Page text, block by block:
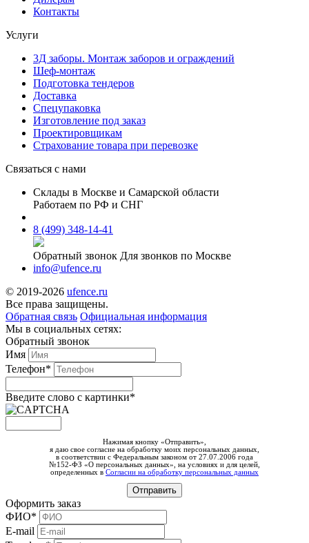
Контакты
Услуги
3Д заборы. Монтаж заборов и ограждений
Шеф-монтаж
Подготовка тендеров
Доставка
Спецупаковка
Изготовление под заказ
Проектировщикам
Страхование товара при перевозке
Связаться с нами
Склады в Москве и Самарской области
Работаем по РФ и СНГ
8 (499) 348-14-41
Обратный звонок Для звонков по Москве
info@ufence.ru
© 2019-2026 ufence.ru
Все права защищены.
Обратная связь Официальная информация
Мы в социальных сетях:
Обратный звонок
Имя
Телефон*
Введите слово c картинки*
Нажимая кнопку «Отправить»,
я даю свое согласие на обработку моих персональных данных,
в соответствии с Федеральным законом от 27.07.2006 года
№152-ФЗ «О персональных данных», на условиях и для целей,
определенных в Согласии на обработку персональных данных
Оформить заказ
ФИО*
E-mail